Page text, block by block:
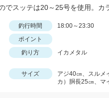
釣行時間
18:00～23:30
ポイント
釣り方 イカメタル
サイズ
アジ40㎝、スルメ
カ）胴長25㎝、マ